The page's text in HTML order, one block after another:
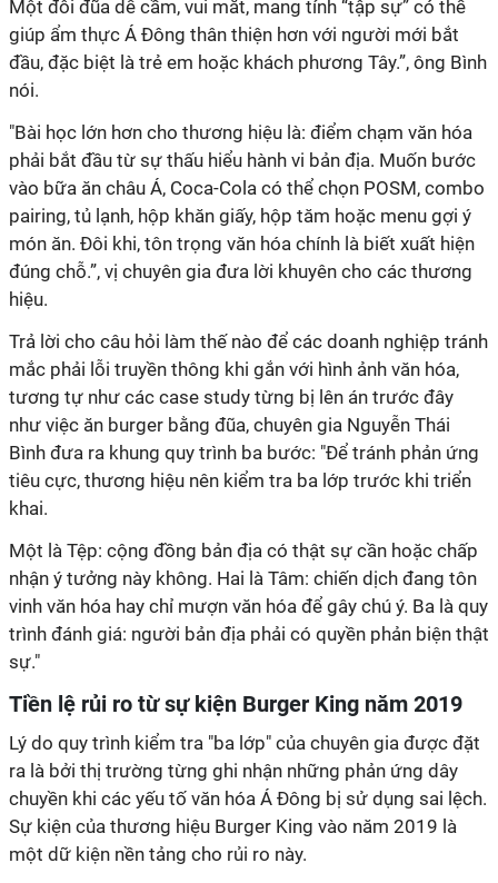
Một đôi đũa dễ cầm, vui mắt, mang tính “tập sự” có thể
giúp ẩm thực Á Đông thân thiện hơn với người mới bắt
đầu, đặc biệt là trẻ em hoặc khách phương Tây.”, ông Bình
nói.
"Bài học lớn hơn cho thương hiệu là: điểm chạm văn hóa
phải bắt đầu từ sự thấu hiểu hành vi bản địa. Muốn bước
vào bữa ăn châu Á, Coca-Cola có thể chọn POSM, combo
pairing, tủ lạnh, hộp khăn giấy, hộp tăm hoặc menu gợi ý
món ăn. Đôi khi, tôn trọng văn hóa chính là biết xuất hiện
đúng chỗ.”, vị chuyên gia đưa lời khuyên cho các thương
hiệu.
Trả lời cho câu hỏi làm thế nào để các doanh nghiệp tránh
mắc phải lỗi truyền thông khi gắn với hình ảnh văn hóa,
tương tự như các case study từng bị lên án trước đây
như việc ăn burger bằng đũa, chuyên gia Nguyễn Thái
Bình đưa ra khung quy trình ba bước: "Để tránh phản ứng
tiêu cực, thương hiệu nên kiểm tra ba lớp trước khi triển
khai.
Một là Tệp: cộng đồng bản địa có thật sự cần hoặc chấp
nhận ý tưởng này không. Hai là Tâm: chiến dịch đang tôn
vinh văn hóa hay chỉ mượn văn hóa để gây chú ý. Ba là quy
trình đánh giá: người bản địa phải có quyền phản biện thật
sự."
Tiền lệ rủi ro từ sự kiện Burger King năm 2019
Lý do quy trình kiểm tra "ba lớp" của chuyên gia được đặt
ra là bởi thị trường từng ghi nhận những phản ứng dây
chuyền khi các yếu tố văn hóa Á Đông bị sử dụng sai lệch.
Sự kiện của thương hiệu Burger King vào năm 2019 là
một dữ kiện nền tảng cho rủi ro này.